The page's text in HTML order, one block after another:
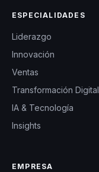
ESPECIALIDADES
Liderazgo
Innovación
Ventas
Transformación Digital
IA & Tecnología
Insights
EMPRESA